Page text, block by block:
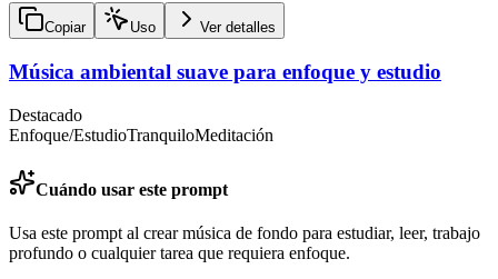
Copiar Uso Ver detalles
Música ambiental suave para enfoque y estudio
Destacado
Enfoque/EstudioTranquiloMeditación
Cuándo usar este prompt
Usa este prompt al crear música de fondo para estudiar, leer, trabajo
profundo o cualquier tarea que requiera enfoque.